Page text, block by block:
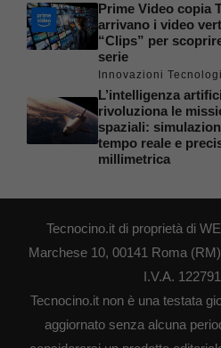
Prime Video copia
arrivano i video
“Clips” per
serie
Innovazioni
L’intelligenza
rivoluziona le
spaziali:
tempo reale e
millimetrica
Tecnocino.it di proprietà di
Marchese 10, 00141 Roma
I.V.A.
Tecnocino.it non è una testata
aggiornato senza alcuna